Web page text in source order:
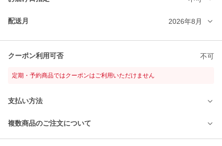
配送月 2026年8月
クーポン利用可否 不可
定期・予約商品ではクーポンはご利用いただけません
支払い方法
複数商品のご注文について